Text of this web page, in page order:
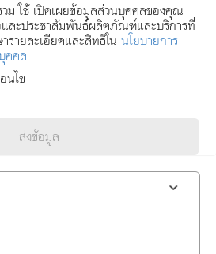
วม ใช้ เปิดเผยข้อมูลส่วนบุคคลของคุณ
ละประชาสัมพันธ์ผลิตภัณฑ์และบริการที่
ายละเอียดและสิทธิใน นโยบายการ
คคล
นไข
ส่งข้อมูล